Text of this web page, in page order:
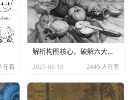
计师则凭借直觉主导设计，依靠对
生出的敏锐感觉前行；还有一些设
换，让分析与直觉交替发挥作用。
也映射在设计师安排费用及业务互
造性” 便易惊愕的商业客户，特别是
在看
解析构图核心，破解六大构图难点之法
2025-06-18 2445 人在看